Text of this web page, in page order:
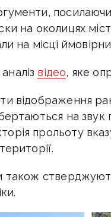
на околицях
на місці
відео, яке
відображення
на звук
прольоту
також